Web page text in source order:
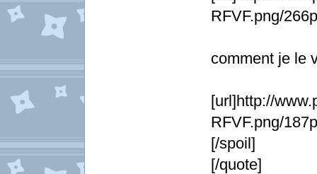
RFVF.png/
comment je le
[url]http://
RFVF.png/
[/spoil]
[/quote]